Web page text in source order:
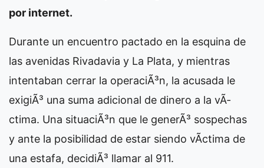
por internet.
Durante un encuentro pactado en la esquina de
las avenidas Rivadavia y La Plata, y mientras
intentaban cerrar la operaciÃ³n, la acusada le
exigiÃ³ una suma adicional de dinero a la vÃ­
ctima. Una situaciÃ³n que le generÃ³ sospechas
y ante la posibilidad de estar siendo vÃ­ctima de
una estafa, decidiÃ³ llamar al 911.